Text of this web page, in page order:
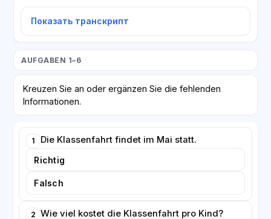
Показать транскрипт
AUFGABEN 1–6
Kreuzen Sie an oder ergänzen Sie die fehlenden
Informationen.
1 Die Klassenfahrt findet im Mai statt.
Richtig
Falsch
2 Wie viel kostet die Klassenfahrt pro Kind?